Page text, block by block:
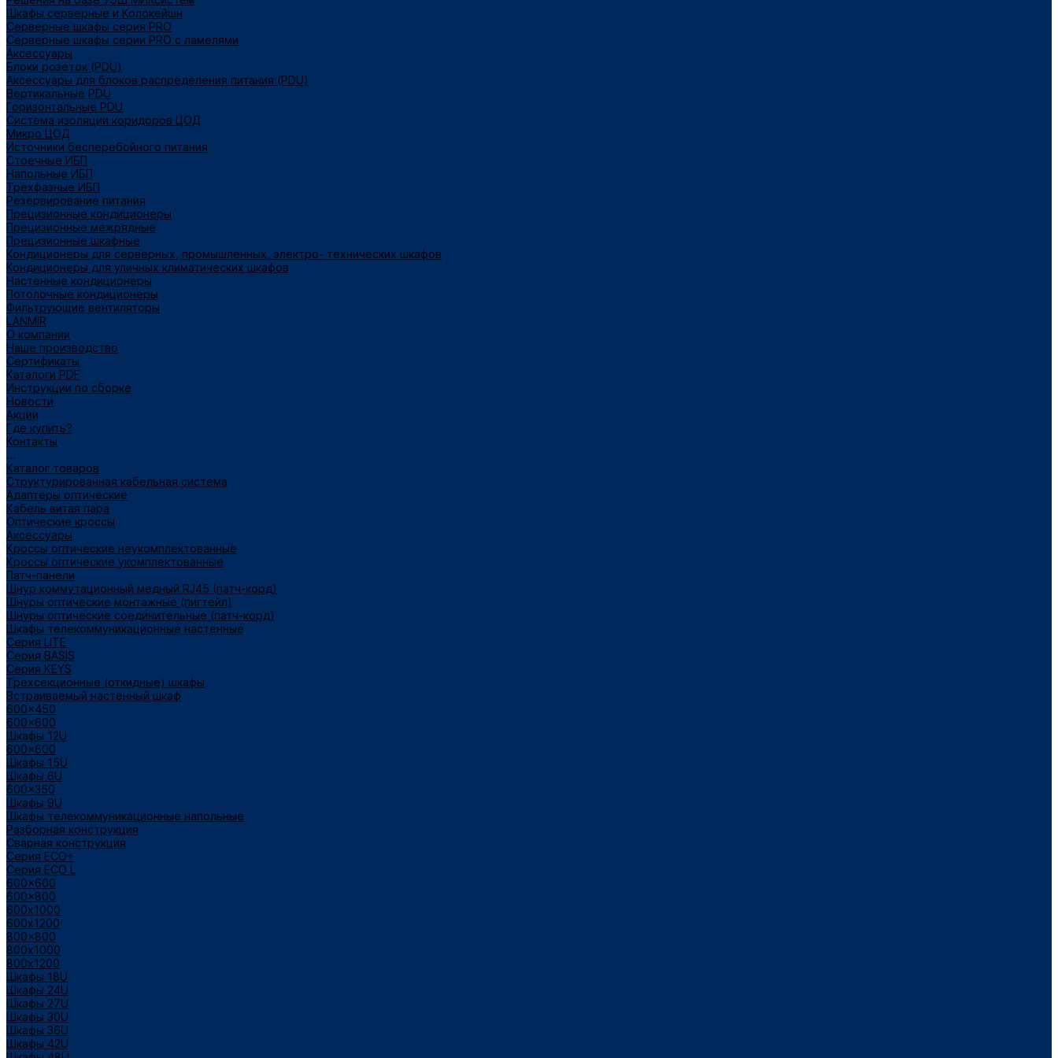
Шкафы серверные и Колокейшн
Серверные шкафы серия PRO
Серверные шкафы серии PRO с ламелями
Аксессуары
Блоки розеток (PDU)
Аксессуары для блоков распределения питания (PDU)
Вертикальные PDU
Горизонтальные PDU
Система изоляции коридоров ЦОД
Микро ЦОД
Источники бесперебойного питания
Стоечные ИБП
Напольные ИБП
Трёхфазные ИБП
Резервирование питания
Прецизионные кондиционеры
Прецизионные межрядные
Прецизионные шкафные
Кондиционеры для серверных, промышленных, электро- технических шкафов
Кондиционеры для уличных климатических шкафов
Настенные кондиционеры
Потолочные кондиционеры
Фильтрующие вентиляторы
LANMIR
О компании
Наше производство
Сертификаты
Каталоги PDF
Инструкции по сборке
Новости
Акции
Где купить?
Контакты
...
Каталог товаров
Структурированная кабельная система
Адаптеры оптические
Кабель витая пара
Оптические кроссы
Аксессуары
Кроссы оптические неукомплектованные
Кроссы оптические укомплектованные
Патч-панели
Шнур коммутационный медный RJ45 (патч-корд)
Шнуры оптические монтажные (пигтейл)
Шнуры оптические соединительные (патч-корд)
Шкафы телекоммуникационные настенные
Cерия LITE
Cерия BASIS
Cерия KEYS
Трехсекционные (откидные) шкафы
Встраиваемый настенный шкаф
600x450
600x600
Шкафы 12U
600x600
Шкафы 15U
Шкафы 6U
600x350
Шкафы 9U
Шкафы телекоммуникационные напольные
Разборная конструкция
Сварная конструкция
Серия ECO+
Серия ECO L
600x600
600x800
600х1000
600х1200
800x800
800х1000
800х1200
Шкафы 18U
Шкафы 24U
Шкафы 27U
Шкафы 30U
Шкафы 36U
Шкафы 42U